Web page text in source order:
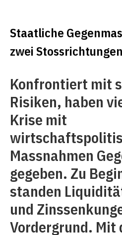
Staatliche
zwei Stossrichtungen
Konfrontiert mit
Risiken, haben
Krise mit
Massnahmen
gegeben. Zu
standen
und
Vordergrund. Mit